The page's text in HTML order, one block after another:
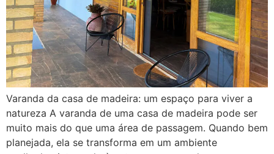
Varanda da casa de madeira: um espaço para viver a
natureza A varanda de uma casa de madeira pode ser
muito mais do que uma área de passagem. Quando bem
planejada, ela se transforma em um ambiente